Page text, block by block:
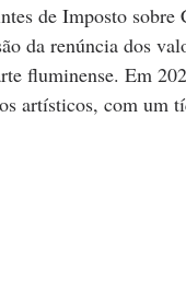
de Imposto
da renúncia dos
fluminense. Em
artísticos, com um